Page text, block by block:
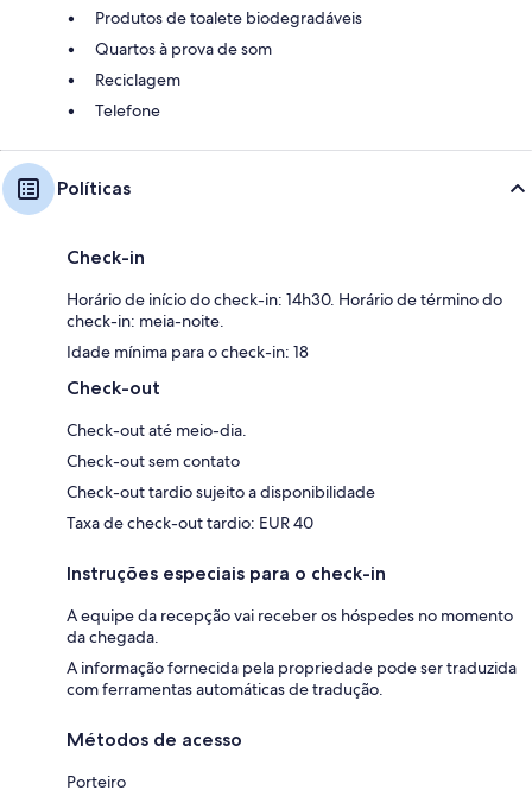
Produtos de toalete biodegradáveis
Quartos à prova de som
Reciclagem
Telefone
Políticas
Check-in
Horário de início do check-in: 14h30. Horário de término do
check-in: meia-noite.
Idade mínima para o check-in: 18
Check-out
Check-out até meio-dia.
Check-out sem contato
Check-out tardio sujeito a disponibilidade
Taxa de check-out tardio: EUR 40
Instruções especiais para o check-in
A equipe da recepção vai receber os hóspedes no momento
da chegada.
A informação fornecida pela propriedade pode ser traduzida
com ferramentas automáticas de tradução.
Métodos de acesso
Porteiro